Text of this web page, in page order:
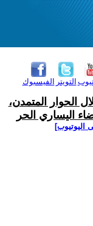
الفيسبوك التويتر
الحوار المتمدن،
اليساري الحر
اليوتيوب]